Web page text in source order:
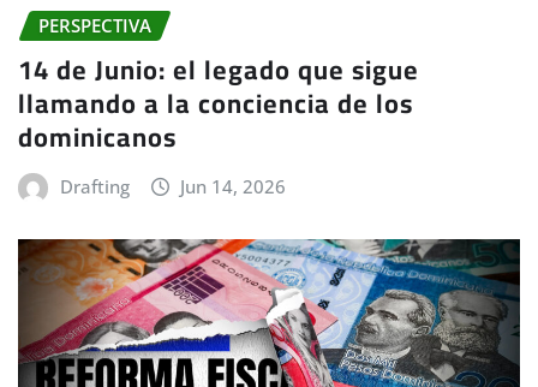
PERSPECTIVA
14 de Junio: el legado que sigue
llamando a la conciencia de los
dominicanos
Drafting Jun 14, 2026